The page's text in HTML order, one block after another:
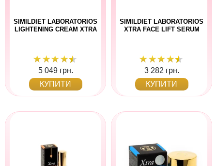
SIMILDIET LABORATORIOS
LIGHTENING CREAM XTRA
5 049 грн.
КУПИТИ
SIMILDIET LABORATORIOS
XTRA FACE LIFT SERUM
3 282 грн.
КУПИТИ